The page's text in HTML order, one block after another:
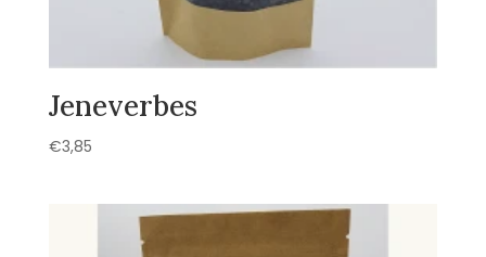
Jeneverbes
€3,85